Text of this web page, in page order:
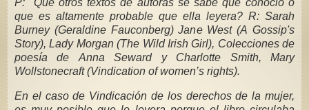
P: Qué otros textos de autoras se sabe que conoció o
que es altamente probable que ella leyera? R: Sarah
Burney (Geraldine Fauconberg) Jane West (A Gossip's
Story), Lady Morgan (The Wild Irish Girl), Colecciones de
poesía de Anna Seward y Charlotte Smith, Mary
Wollstonecraft (Vindication of women’s rights).
En el caso de Vindicación de los derechos de la mujer,